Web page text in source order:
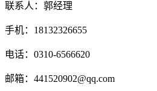
联系人：郭经理
手机：18132326655
电话：0310-6566620
邮箱：441520902@qq.com